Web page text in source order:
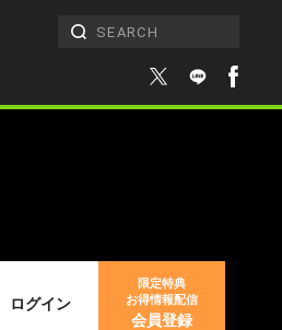
ログイン
限定特典
お得情報配信
会員登録